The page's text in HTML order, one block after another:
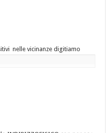
nelle vicinanze digitiamo